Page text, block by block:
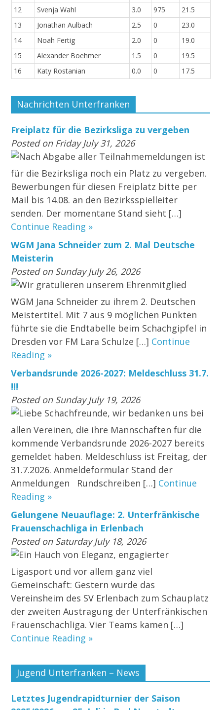
12
Svenja Wahl 3.0 975
21.5
13
Jonathan Aulbach 2.5 0
23.0
14
Noah Fertig 2.0 0
19.0
15
Alexander Boehmer 1.5 0
19.5
16
Katy Rostanian 0.0 0 17.5
Nachrichten Unterfranken
Freiplatz für die Bezirksliga zu vergeben
Posted on Friday July 31, 2026
Nach Abgabe aller Teilnahmemeldungen ist
für die Bezirksliga noch ein Platz zu vergeben.
Bewerbungen für diesen Freiplatz bitte per
Mail bis 14.08. an den Bezirksspielleiter
senden. Der momentane Stand sieht […]
Continue Reading »
WGM Jana Schneider zum 2. Mal Deutsche
Meisterin
Posted on Sunday July 26, 2026
Wir gratulieren unserem Ehrenmitglied
WGM Jana Schneider zu ihrem 2. Deutschen
Meistertitel. Mit 7 aus 9 möglichen Punkten
führte sie die Endtabelle beim Schachgipfel in
Dresden vor FM Lara Schulze […] Continue
Reading »
Verbandsrunde 2026-2027: Meldeschluss 31.7.
!!!
Posted on Sunday July 19, 2026
Liebe Schachfreunde, wir bedanken uns bei
allen Vereinen, die ihre Mannschaften für die
kommende Verbandsrunde 2026-2027 bereits
gemeldet haben. Meldeschluss ist Freitag, der
31.7.2026. Anmeldeformular Stand der
Anmeldungen Rundschreiben […] Continue
Reading »
Gelungene Neuauflage: 2. Unterfränkische
Frauenschachliga in Erlenbach
Posted on Saturday July 18, 2026
Ein Hauch von Eleganz, engagierter
Ligasport und vor allem ganz viel
Gemeinschaft: Gestern wurde das
Vereinsheim des SV Erlenbach zum Schauplatz
der zweiten Austragung der Unterfränkischen
Frauenschachliga. Vier Teams kamen […]
Continue Reading »
Jugend Unterfranken – News
Letztes Jugendrapidturnier der Saison